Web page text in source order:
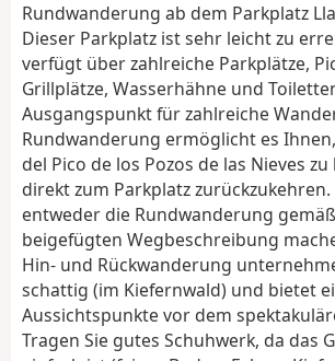
Rundwanderung ab dem Parkplatz
Dieser Parkplatz ist sehr leicht zu
verfügt über zahlreiche Parkplätze,
Grillplätze, Wasserhähne und
Ausgangspunkt für zahlreiche
Rundwanderung ermöglicht es
del Pico de los Pozos de las Nieves
direkt zum Parkplatz zurückzukehren.
entweder die Rundwanderung
beigefügten Wegbeschreibung
Hin- und Rückwanderung
schattig (im Kiefernwald) und bietet
Aussichtspunkte vor dem
Tragen Sie gutes Schuhwerk, da das